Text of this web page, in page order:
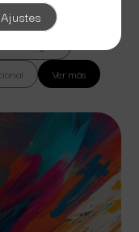
Ver más
Ajustes